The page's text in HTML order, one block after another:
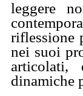
leggere
riflessione
nei suoi
articolati,
dinamiche